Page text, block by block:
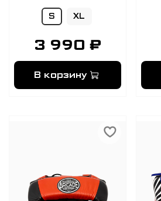
S XL
3 990 ₽
В корзину